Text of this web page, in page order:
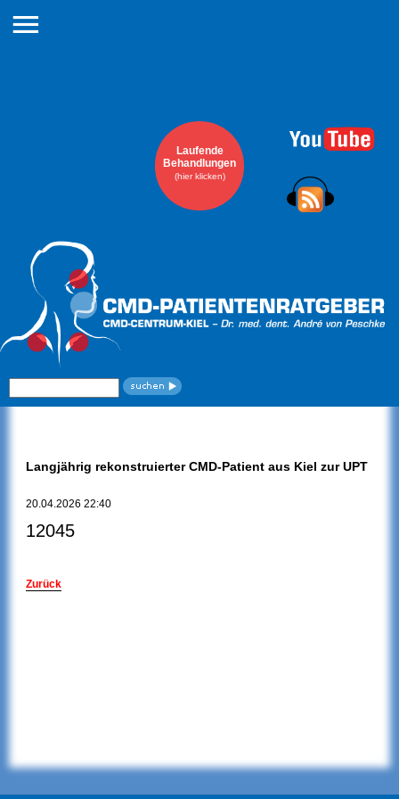
Navigation
Laufende
Behandlungen
(hier klicken)
Suchbegriffe
Langjährig rekonstruierter CMD-Patient aus Kiel zur UPT
20.04.2026 22:40
12045
Zurück